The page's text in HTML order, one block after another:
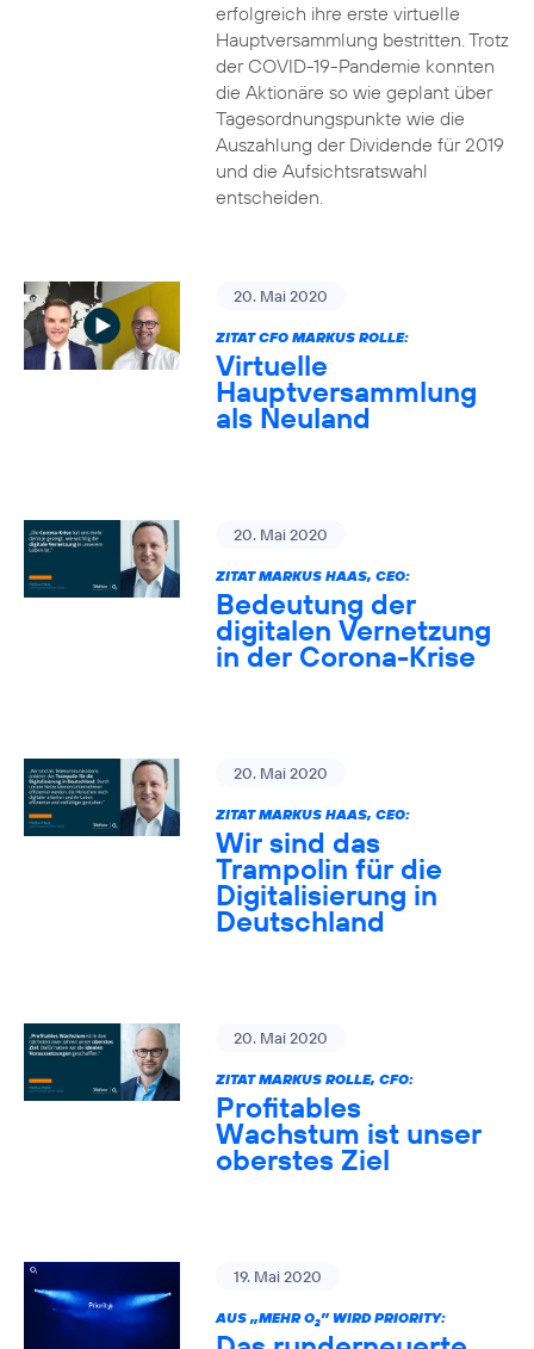
erfolgreich ihre erste virtuelle
Hauptversammlung bestritten. Trotz
der COVID-19-Pandemie konnten
die Aktionäre so wie geplant über
Tagesordnungspunkte wie die
Auszahlung der Dividende für 2019
und die Aufsichtsratswahl
entscheiden.
20. Mai 2020
ZITAT CFO MARKUS ROLLE:
Virtuelle
Hauptversammlung
als Neuland
20. Mai 2020
ZITAT MARKUS HAAS, CEO:
Bedeutung der
digitalen Vernetzung
in der Corona-Krise
20. Mai 2020
ZITAT MARKUS HAAS, CEO:
Wir sind das
Trampolin für die
Digitalisierung in
Deutschland
20. Mai 2020
ZITAT MARKUS ROLLE, CFO:
Profitables
Wachstum ist unser
oberstes Ziel
19. Mai 2020
AUS „MEHR O2” WIRD PRIORITY: